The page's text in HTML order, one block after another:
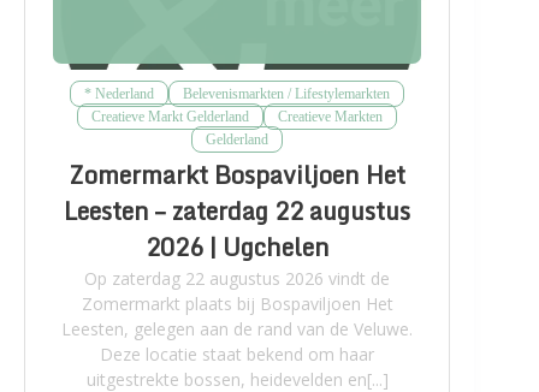
* Nederland
Belevenismarkten / Lifestylemarkten
Creatieve Markt Gelderland
Creatieve Markten
Gelderland
Zomermarkt Bospaviljoen Het
Leesten – zaterdag 22 augustus
2026 | Ugchelen
Op zaterdag 22 augustus 2026 vindt de
Zomermarkt plaats bij Bospaviljoen Het
Leesten, gelegen aan de rand van de Veluwe.
Deze locatie staat bekend om haar
uitgestrekte bossen, heidevelden en[...]